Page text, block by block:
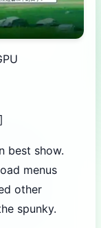
best show.
menus
other
spunky.